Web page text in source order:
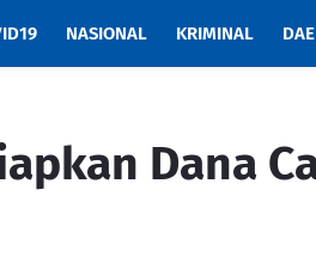
NASIONAL KRIMINAL
Dana